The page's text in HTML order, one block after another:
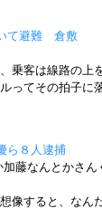
て避難 倉敷
乗客は線路の上
ってその拍子に
ら８人逮捕
藤なんとかさ
像すると、なん